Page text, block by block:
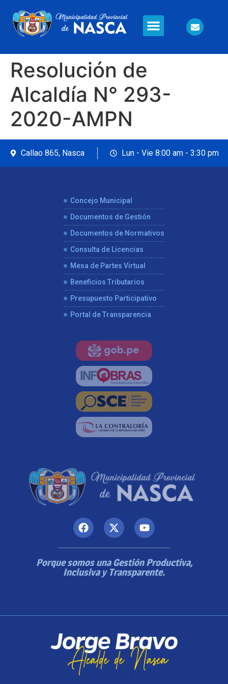
Resolución de
Alcaldía N° 293-
2020-AMPN
Callao 865, Nasca Lun - Vie 8:00 am - 3:30 pm
Concejo Municipal
Documentos de Gestión
Documentos de Normativos
Consulta de Licencias
Mesa de Partes Virtual
Beneficios Tributarios
Presupuesto Participativo
Portal de Transparencia
Porque somos una Gestión Productiva,
Inclusiva y Transparente.